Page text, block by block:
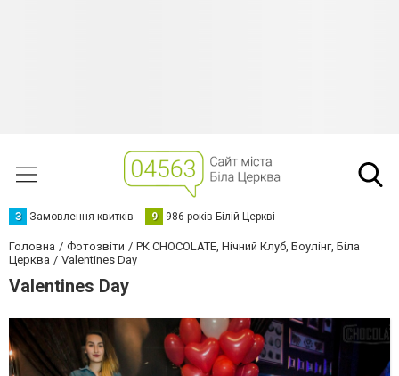
З Замовлення квитків 9 986 років Білій Церкві
Головна Фотозвіти
РК CHOCOLATE, Нічний Клуб, Боулінг, Біла
Церква
Valentines Day
Valentines Day